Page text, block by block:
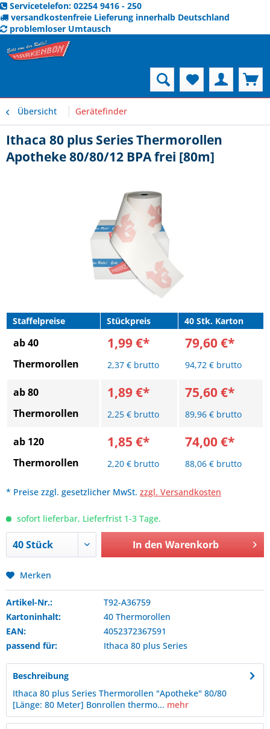
Servicetelefon: 02254 9416 - 250
versandkostenfreie Lieferung innerhalb Deutschland
problemloser Umtausch
Übersicht Gerätefinder
Ithaca 80 plus Series Thermorollen
Apotheke 80/80/12 BPA frei [80m]
Staffelpreise Stückpreis 40 Stk. Karton
ab 40
Thermorollen
1,99 €*
2,37 € brutto
79,60 €*
94,72 € brutto
ab 80
Thermorollen
1,89 €*
2,25 € brutto
75,60 €*
89,96 € brutto
ab 120
Thermorollen
1,85 €*
2,20 € brutto
74,00 €*
88,06 € brutto
* Preise zzgl. gesetzlicher MwSt. zzgl. Versandkosten
sofort lieferbar, Lieferfrist 1-3 Tage.
In den Warenkorb
Merken
Artikel-Nr.:
T92-A36759
Kartoninhalt:
40 Thermorollen
EAN:
4052372367591
passend für:
Ithaca 80 plus Series
Beschreibung
Ithaca 80 plus Series Thermorollen "Apotheke" 80/80
[Länge: 80 Meter] Bonrollen thermo... mehr